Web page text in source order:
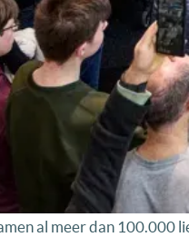
al meer dan 100.000